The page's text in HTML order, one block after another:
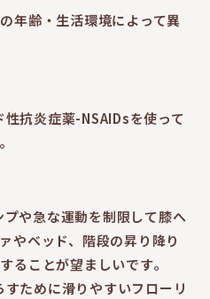
年齢・生活環境によって異
性抗炎症薬-NSAIDsを使って
プや急な運動を制限して膝へ
やベッド、階段の昇り降り
ることが望ましいです。
すために滑りやすいフローリ